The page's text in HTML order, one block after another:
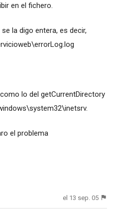
en el fichero.
la digo entera, es decir,
lo del getCurrentDirectory
el problema
el 13 sep. 05